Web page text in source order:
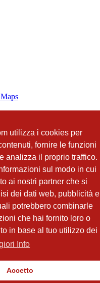
utilizza i cookies per
fornire le funzioni
analizza il proprio traffico.
sul modo in cui
ai nostri partner che si
dei dati web, pubblicità e
potrebbero combinarle
che hai fornito loro o
in base al tuo utilizzo dei
Info
Accetto
Vedi tutte ➔